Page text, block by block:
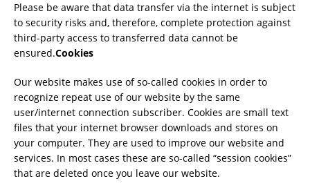
Please be aware that data transfer via the internet is subject
to security risks and, therefore, complete protection against
third-party access to transferred data cannot be
ensured.Cookies
Our website makes use of so-called cookies in order to
recognize repeat use of our website by the same
user/internet connection subscriber. Cookies are small text
files that your internet browser downloads and stores on
your computer. They are used to improve our website and
services. In most cases these are so-called “session cookies”
that are deleted once you leave our website.